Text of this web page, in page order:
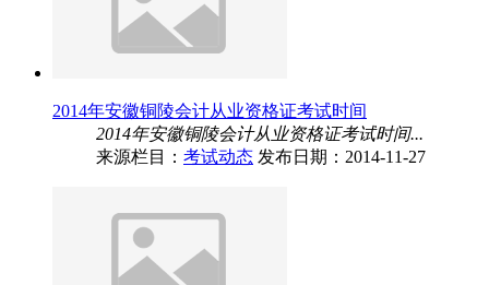
2014年安徽铜陵会计从业资格证考试时间
2014年安徽铜陵会计从业资格证考试时间...
来源栏目： 考试动态 发布日期：2014-11-27